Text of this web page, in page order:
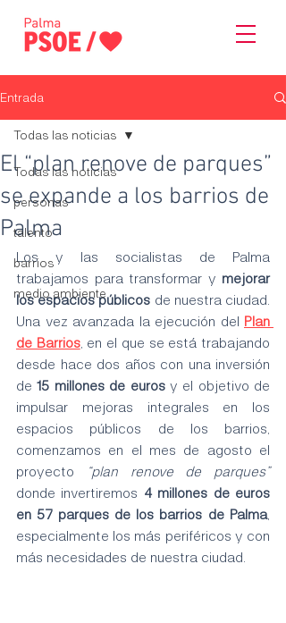
Entrada
Todas las noticias
personas
talento
barrios
medio ambiente
Todas las noticias
El “plan renove de parques”
se expande a los barrios de
Palma
Los y las socialistas de Palma
trabajamos para transformar y mejorar
los espacios públicos de nuestra ciudad.
Una vez avanzada la ejecución del Plan
de Barrios, en el que se está trabajando
desde hace dos años con una inversión
de 15 millones de euros y el objetivo de
impulsar mejoras integrales en los
espacios públicos de los barrios,
comenzamos en el mes de agosto el
proyecto “plan renove de parques”
donde invertiremos 4 millones de euros
en 57 parques de los barrios de Palma,
especialmente los más periféricos y con
más necesidades de nuestra ciudad.